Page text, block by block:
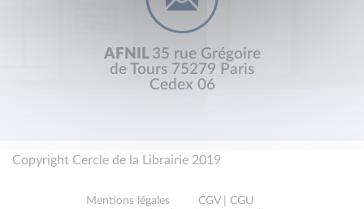
AFNIL 35 rue Grégoire
de Tours 75279 Paris
Cedex 06
Copyright Cercle de la Librairie 2019
Mentions légales
CGV | CGU